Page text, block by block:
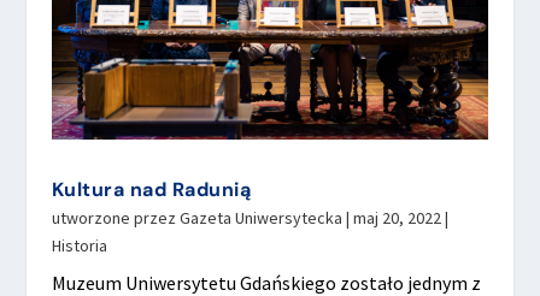
Kultura nad Radunią
utworzone przez Gazeta Uniwersytecka | maj 20, 2022|
Historia
Muzeum Uniwersytetu Gdańskiego zostało jednym z